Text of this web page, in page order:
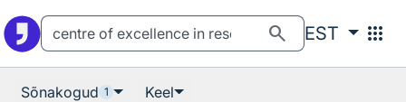
search EST apps
Sõnakogud 1 Keel